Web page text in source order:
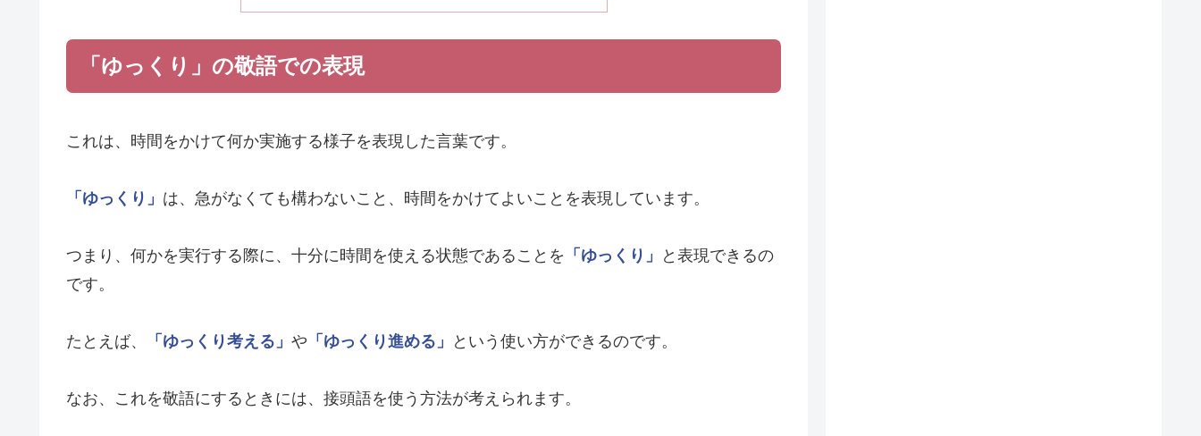
「ゆっくり」の敬語での表現
これは、時間をかけて何か実施する様子を表現した言葉です。
「ゆっくり」 は、急がなくても構わないこと、時間をかけてよいことを表現しています。
つまり、何かを実行する際に、十分に時間を使える状態であることを 「ゆっくり」
と表現できるの
です。
たとえば、 「ゆっくり考える」 や 「ゆっくり進める」 という使い方ができるのです。
なお、これを敬語にするときには、接頭語を使う方法が考えられます。